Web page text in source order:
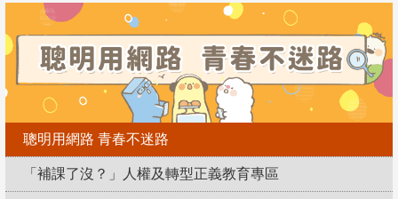
聰明用網路 青春不迷路
「補課了沒？」人權及轉型正義教育專區